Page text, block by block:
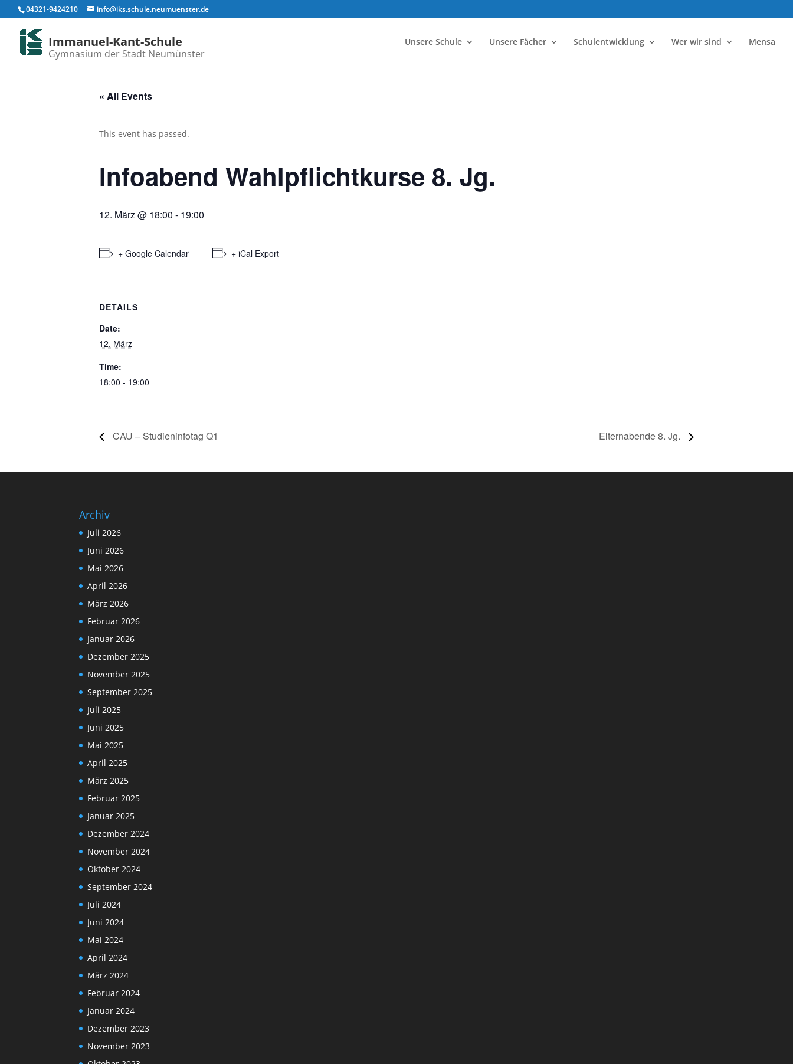
04321-9424210 info@iks.schule.neumuenster.de
Immanuel-Kant-Schule
Gymnasium der Stadt Neumünster
Unsere Schule Unsere Fächer Schulentwicklung Wer wir sind Mensa
« All Events
This event has passed.
Infoabend Wahlpflichtkurse 8. Jg.
12. März @ 18:00 - 19:00
+ Google Calendar + iCal Export
DETAILS
Date:
12. März
Time:
18:00 - 19:00
CAU – Studieninfotag Q1 Elternabende 8. Jg.
Archiv
Juli 2026
Juni 2026
Mai 2026
April 2026
März 2026
Februar 2026
Januar 2026
Dezember 2025
November 2025
September 2025
Juli 2025
Juni 2025
Mai 2025
April 2025
März 2025
Februar 2025
Januar 2025
Dezember 2024
November 2024
Oktober 2024
September 2024
Juli 2024
Juni 2024
Mai 2024
April 2024
März 2024
Februar 2024
Januar 2024
Dezember 2023
November 2023